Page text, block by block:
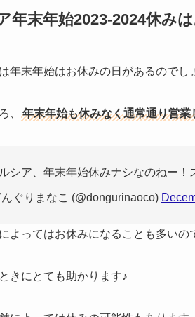
年末年始2023-2024休み
年末年始はお休みの日があるのでし
、 年末年始も休みなく通常通り営
シア、年末年始休みナシなのねー
ぐりまなこ (@dongurinaoco)
よってはお休みになることも多い
きにとても助かります♪